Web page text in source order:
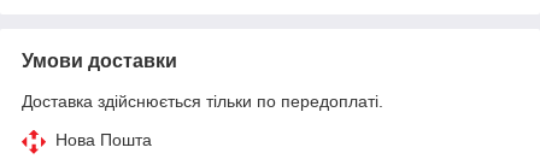
Умови доставки
Доставка здійснюється тільки по передоплаті.
Нова Пошта